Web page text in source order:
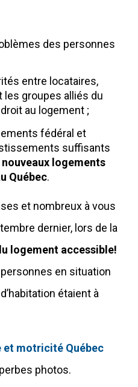
des personnes
entre locataires,
les groupes alliés du
au logement ;
fédéral et
suffisants
nouveaux logements
Québec.
et nombreux à vous
dernier, lors de la
logement accessible!
en situation
étaient à
et motricité Québec
photos.